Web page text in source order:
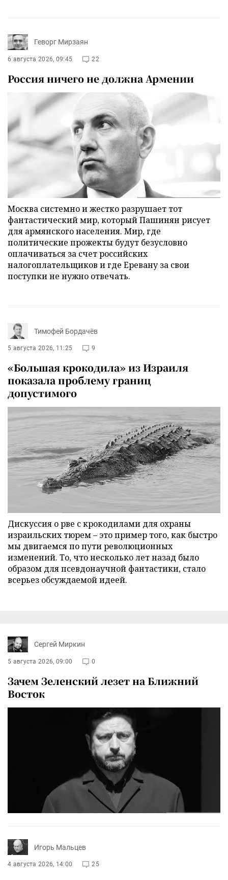
Геворг Мирзаян
6 августа 2026, 09:45 22
Россия ничего не должна Армении
Москва системно и жестко разрушает тот
фантастический мир, который Пашинян рисует
для армянского населения. Мир, где
политические прожекты будут безусловно
оплачиваться за счет российских
налогоплательщиков и где Еревану за свои
поступки не нужно отвечать.
Тимофей Бордачёв
5 августа 2026, 11:25 9
«Большая крокодила» из Израиля
показала проблему границ
допустимого
Дискуссия о рве с крокодилами для охраны
израильских тюрем – это пример того, как быстро
мы двигаемся по пути революционных
изменений. То, что несколько лет назад было
образом для псевдонаучной фантастики, стало
всерьез обсуждаемой идеей.
Сергей Миркин
5 августа 2026, 09:00 0
Зачем Зеленский лезет на Ближний
Восток
Игорь Мальцев
4 августа 2026, 14:00 25